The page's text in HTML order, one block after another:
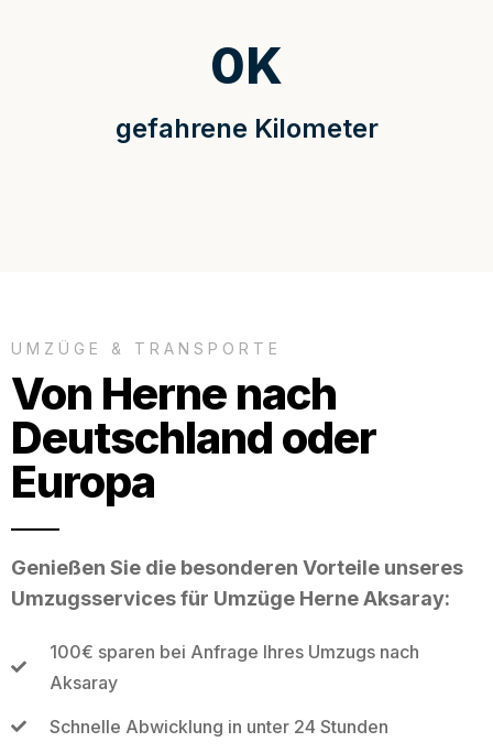
gefahrene Kilometer
0K
UMZÜGE & TRANSPORTE
Von Herne nach
Deutschland oder
Europa
Genießen Sie die besonderen Vorteile unseres
Umzugsservices für Umzüge Herne Aksaray:
100€ sparen bei Anfrage Ihres Umzugs nach
Aksaray
Schnelle Abwicklung in unter 24 Stunden